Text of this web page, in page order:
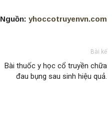
Nguồn: yhoccotruyenvn.com
Bài kế
Bài thuốc y học cổ truyền chữa
đau bụng sau sinh hiệu quả.